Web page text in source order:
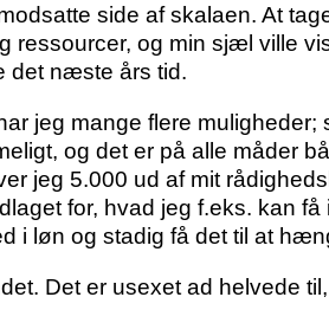
side af skalaen. At
ressourcer, og min sjæl ville
det næste års tid.
jeg mange flere
og det er på alle måder
jeg 5.000 ud af mit
for, hvad jeg f.eks. kan
i løn og stadig få det til at
Det er usexet ad helvede